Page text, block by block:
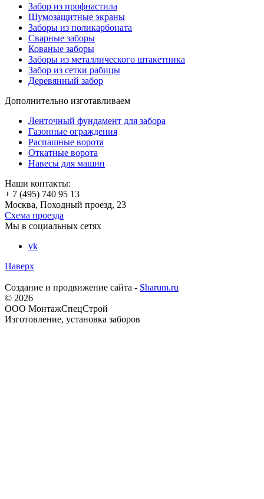
Забор из профнастила
Шумозащитные экраны
Заборы из поликарбоната
Сварные заборы
Кованые заборы
Заборы из металлического штакетника
Забор из сетки рабицы
Деревянный забор
Дополнительно изготавливаем
Ленточный фундамент для забора
Газонные ограждения
Распашные ворота
Откатные ворота
Навесы для машин
Наши контакты:
+ 7 (495) 740 95 13
Москва, Походный проезд, 23
Схема проезда
Мы в социальных сетях
vk
Наверх
Создание и продвижение сайта - Sharum.ru
© 2026
ООО МонтажСпецСтрой
Изготовление, установка заборов